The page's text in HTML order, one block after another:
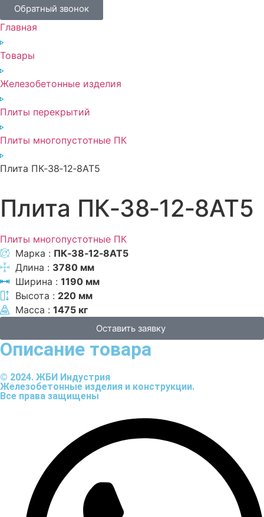
Обратный звонок
Главная
Товары
Железобетонные изделия
Плиты перекрытий
Плиты многопустотные ПК
Плита ПК‑38‑12‑8АТ5
Плита ПК‑38‑12‑8АТ5
Плиты многопустотные ПК
Марка : ПК‑38‑12‑8АТ5
Длина : 3780 мм
Ширина : 1190 мм
Высота : 220 мм
Масса : 1475 кг
Оставить заявку
Описание товара
© 2024. ЖБИ Индустрия
Железобетонные изделия и конструкции.
Все права защищены